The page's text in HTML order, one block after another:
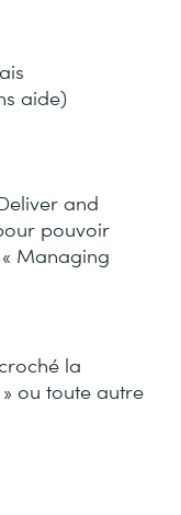
aide)
and
pouvoir
Managing
la
ou toute autre